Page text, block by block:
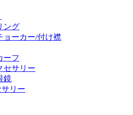
ング
ョーカー/付け襟
ーフ
セサリー
鏡
リー